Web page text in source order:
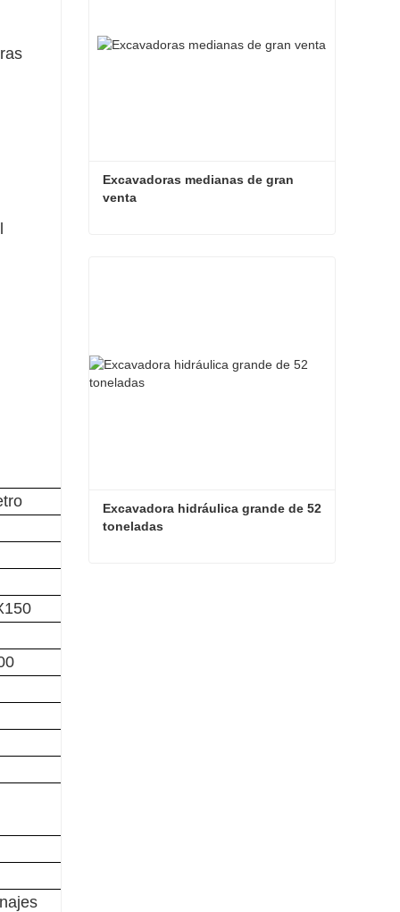
Excavadoras medianas de gran
venta
Excavadora hidráulica grande de 52
toneladas